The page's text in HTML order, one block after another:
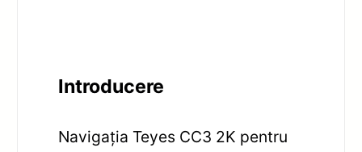
Introducere
Navigația Teyes CC3 2K pentru